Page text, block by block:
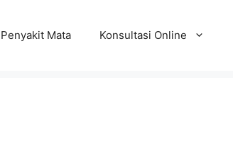
Penyakit Mata Konsultasi Online